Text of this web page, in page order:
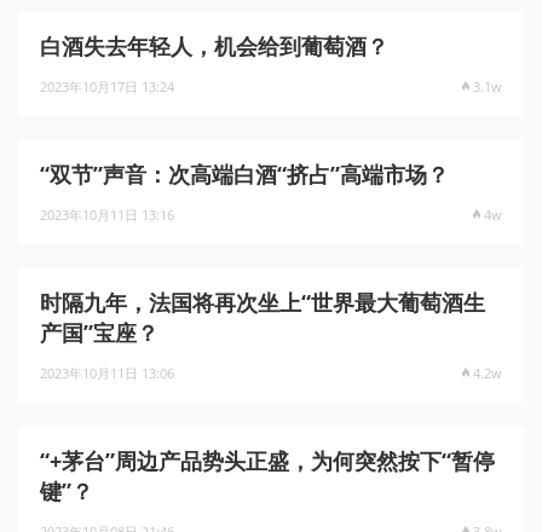
白酒失去年轻人，机会给到葡萄酒？
2023年10月17日 13:24 3.1w
“双节”声音：次高端白酒“挤占”高端市场？
2023年10月11日 13:16 4w
时隔九年，法国将再次坐上“世界最大葡萄酒生
产国”宝座？
2023年10月11日 13:06 4.2w
“+茅台”周边产品势头正盛，为何突然按下“暂停
键”？